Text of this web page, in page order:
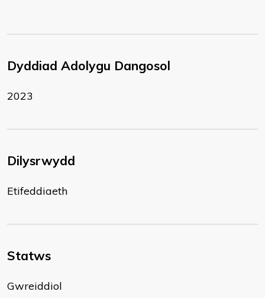
Dyddiad Adolygu Dangosol
2023
Dilysrwydd
Etifeddiaeth
Statws
Gwreiddiol